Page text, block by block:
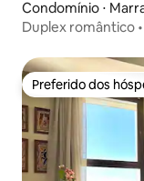
Condomínio ⋅
Duplex romântico
Preferido dos
Preferido dos